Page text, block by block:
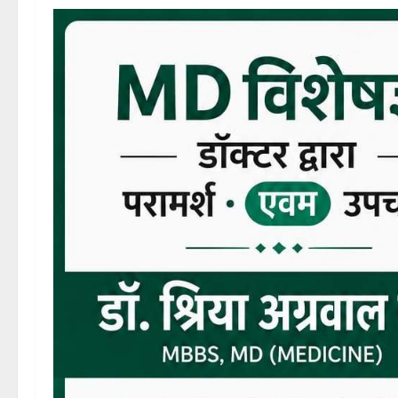
WhatsApp
Facebook
X Telegram
Print Share